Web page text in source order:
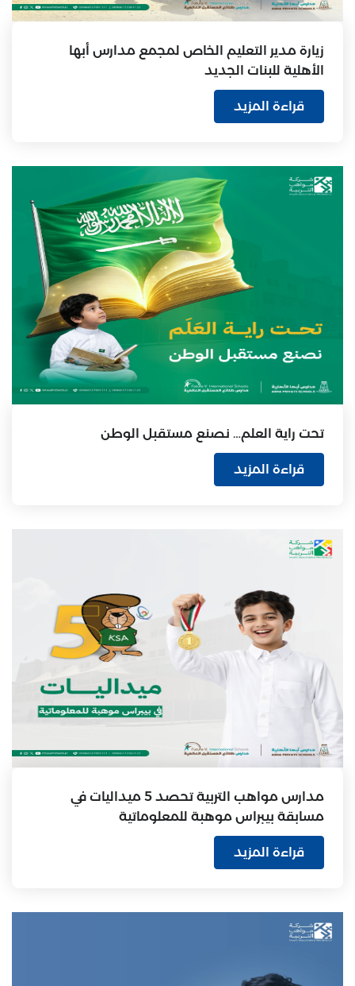
زيارة مدير التعليم الخاص لمجمع مدارس أبها
الأهلية للبنات الجديد
قراءة المزيد
تحت راية العلم… نصنع مستقبل الوطن
قراءة المزيد
مدارس مواهب التربية تحصد 5 ميداليات في
مسابقة بيبراس موهبة للمعلوماتية
قراءة المزيد